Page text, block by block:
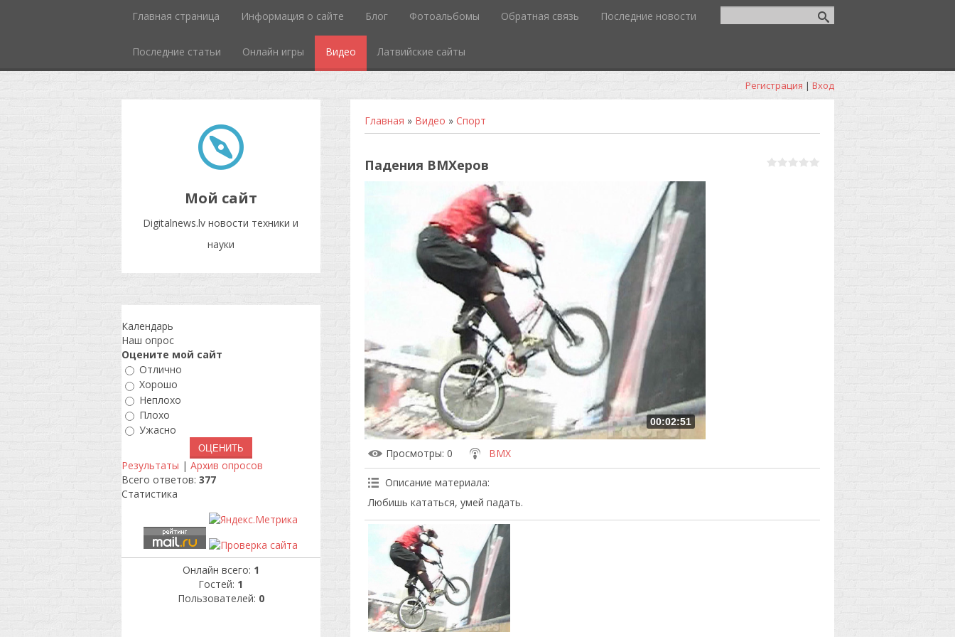
Главная страница Информация о сайте Блог Фотоальбомы Обратная связь Последние новости
Последние статьи Онлайн игры Видео Латвийские сайты
Регистрация | Вход
Мой сайт
Digitalnews.lv новости техники и
науки
Главная » Видео » Спорт
Падения BMXеров
00:02:51
Просмотры: 0 BMX
Описание материала:
Любишь кататься, умей падать.
Календарь
Наш опрос
Оцените мой сайт
Отлично
Хорошо
Неплохо
Плохо
Ужасно
Результаты | Архив опросов
Всего ответов: 377
Статистика
Онлайн всего: 1
Гостей: 1
Пользователей: 0